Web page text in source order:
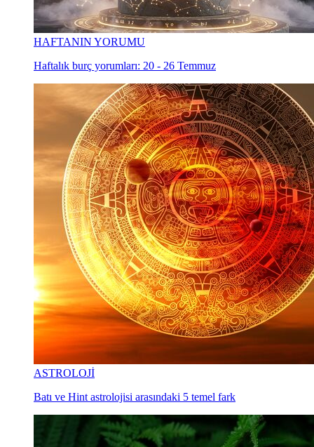
HAFTANIN YORUMU
Haftalık burç yorumları: 20 - 26 Temmuz
ASTROLOJİ
Batı ve Hint astrolojisi arasındaki 5 temel fark